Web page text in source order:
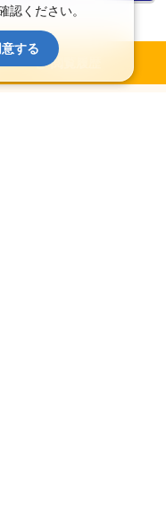
閲覧履歴
認ください。
する